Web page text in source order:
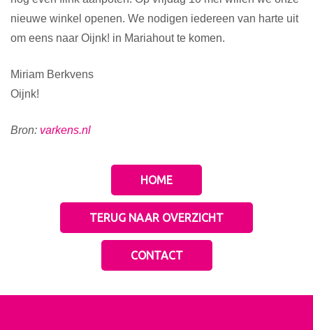
nieuwe winkel openen. We nodigen iedereen van harte uit
om eens naar Oijnk! in Mariahout te komen.
Miriam Berkvens
Oijnk!
Bron: varkens.nl
HOME
TERUG NAAR OVERZICHT
CONTACT